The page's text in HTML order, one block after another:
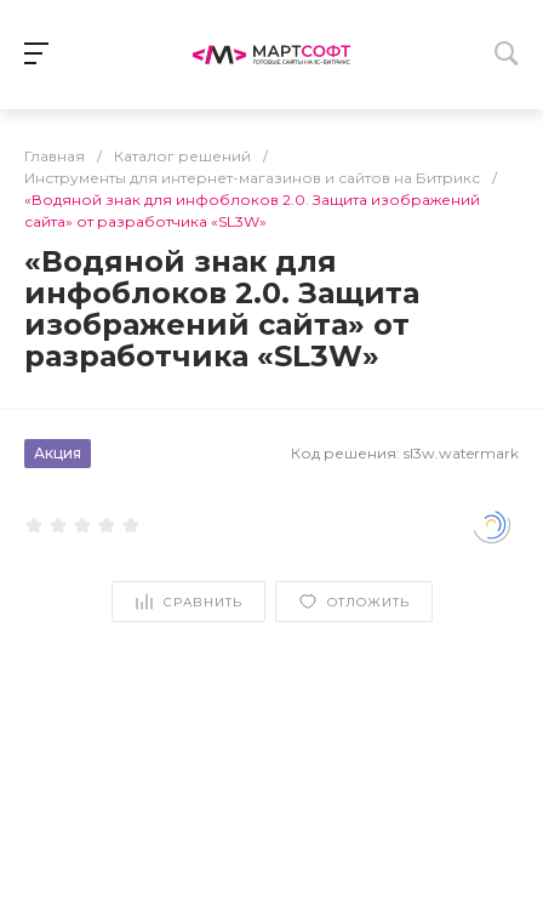
Главная / Каталог решений
/
Инструменты для интернет-магазинов и сайтов на Битрикс
/
«Водяной знак для инфоблоков 2.0. Защита изображений
сайта» от разработчика «SL3W»
«Водяной знак для
инфоблоков 2.0. Защита
изображений сайта» от
разработчика «SL3W»
Акция Код решения: sl3w.watermark
СРАВНИТЬ ОТЛОЖИТЬ